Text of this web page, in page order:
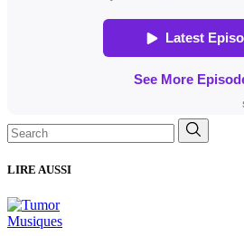
Search
for:
LIRE AUSSI
Musiques